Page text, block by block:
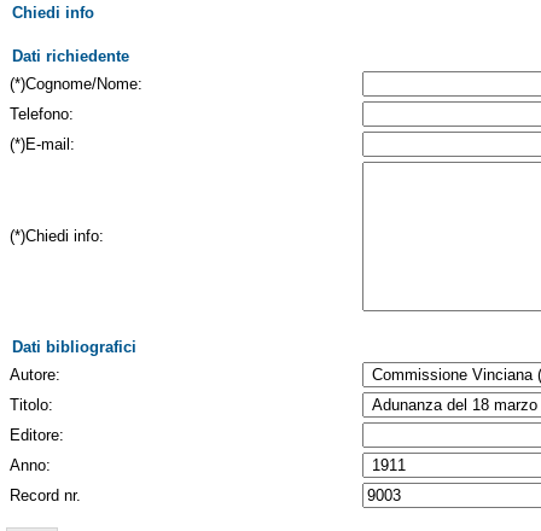
Chiedi info
Dati richiedente
(*)Cognome/Nome:
Telefono:
(*)E-mail:
(*)Chiedi info:
Dati bibliografici
Autore:
Titolo:
Editore:
Anno:
Record nr.